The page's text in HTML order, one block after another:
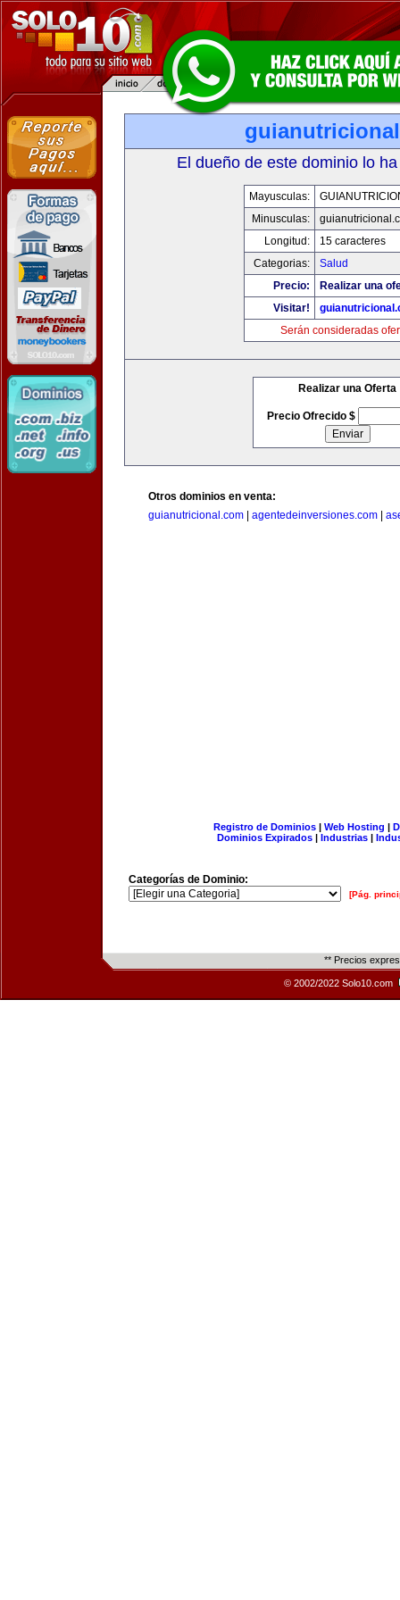
El dueño de este dominio lo
Mayusculas:
Minusculas:
Longitud:
15 caracteres
Categorias:
Salud
Precio:
Realizar una
Visitar!
Serán consideradas
Realizar una Oferta
Precio Ofrecido $
Otros dominios en venta:
guianutricional.com
agentedeinversiones.com
Registro de Dominios| Web Hosting |
Dominios Expirados | Industrias |
Categorías de Dominio:
[Pág.
** Precios
© 2002/2022 Solo10.com